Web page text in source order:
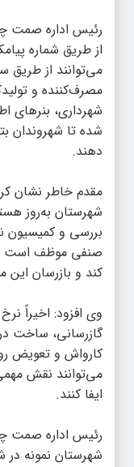
رئیس اداره صمت
می‌توانند از طریق
مصرف‌کننده و
شهرداری، بنرهای
شده تا شهروندان
دهند.
شهرستان به‌روز
بررسی و کمیسیون
صنفی موظف است
کند و بازرسان این
وی افزود: اخیراً
گازرسانی، ساخت
کارواش و تعویض
می‌توانند نقش
ایفا کنند.
رئیس اداره صمت
شهرستان نمونه